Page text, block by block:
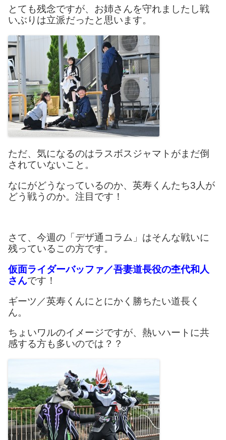
とても残念ですが、お姉さんを守れましたし戦
いぶりは立派だったと思います。
ただ、気になるのはラスボスジャマトがまだ倒
されていないこと。
なにがどうなっているのか、英寿くんたち3人が
どう戦うのか。注目です！
さて、今週の「デザ通コラム」はそんな戦いに
残っているこの方です。
仮面ライダーバッファ／吾妻道長役の杢代和人
さんです！
ギーツ／英寿くんにとにかく勝ちたい道長く
ん。
ちょいワルのイメージですが、熱いハートに共
感する方も多いのでは？？